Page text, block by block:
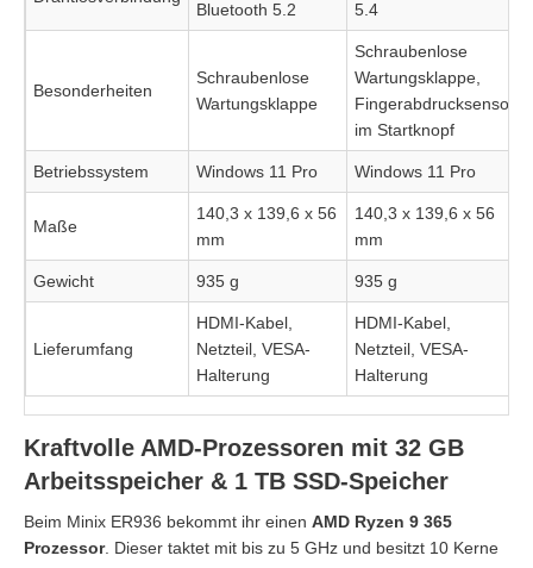
Bluetooth 5.2
5.4
Besonderheiten
Schraubenlose
Wartungsklappe
Schraubenlose
Wartungsklappe,
Fingerabdrucksensor
im Startknopf
Betriebssystem Windows 11 Pro Windows 11 Pro
Maße
140,3 x 139,6 x 56
mm
140,3 x 139,6 x 56
mm
Gewicht 935 g 935 g
Lieferumfang
HDMI-Kabel,
Netzteil, VESA-
Halterung
HDMI-Kabel,
Netzteil, VESA-
Halterung
Kraftvolle AMD-Prozessoren mit 32 GB
Arbeitsspeicher & 1 TB SSD-Speicher
Beim Minix ER936 bekommt ihr einen AMD Ryzen 9 365
Prozessor. Dieser taktet mit bis zu 5 GHz und besitzt 10 Kerne